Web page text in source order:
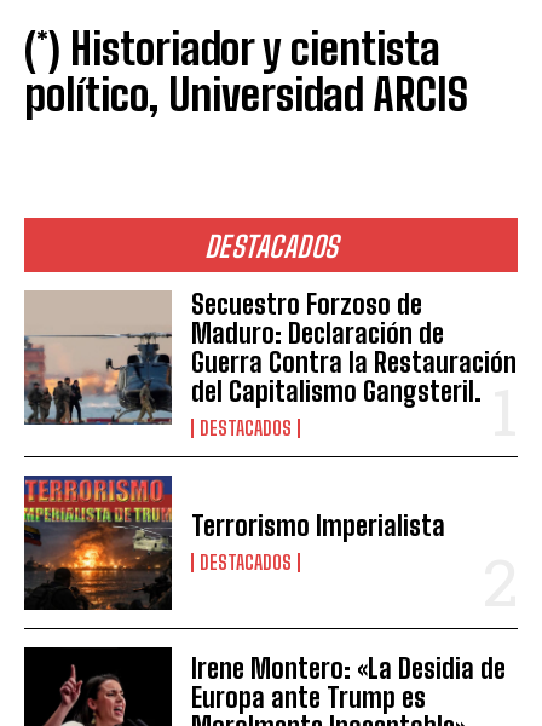
DESTACADOS
Secuestro Forzoso de
Maduro: Declaración de
Guerra Contra la Restauración
del Capitalismo Gangsteril.
DESTACADOS
Terrorismo Imperialista
DESTACADOS
Irene Montero: «La Desidia de
Europa ante Trump es
(*) Historiador y cientista
político, Universidad ARCIS